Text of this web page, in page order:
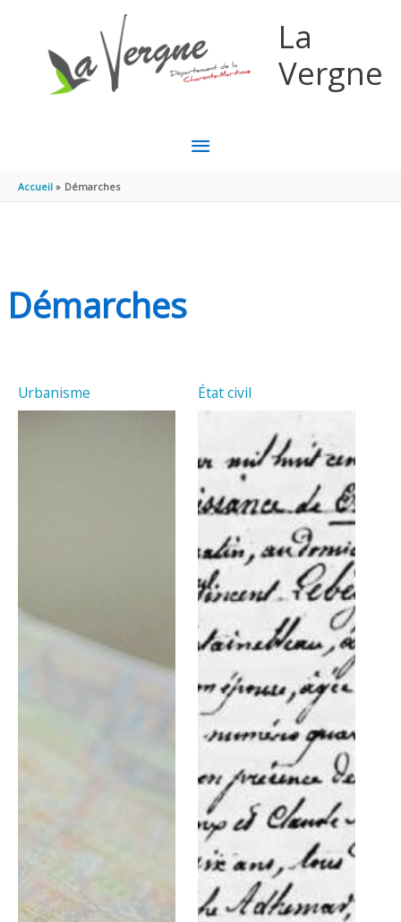
La
Vergne
MENU
Accueil Démarches
Démarches
Urbanisme État civil